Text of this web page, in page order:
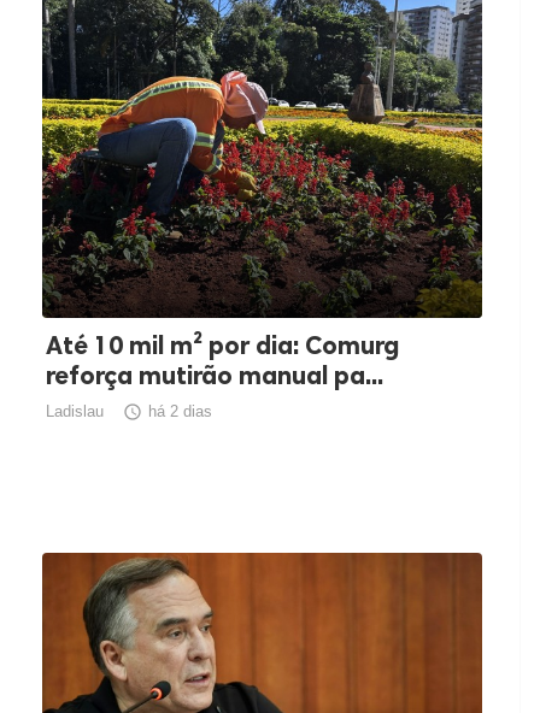
Até 10 mil m² por dia: Comurg
reforça mutirão manual pa...
Ladislau  há 2 dias